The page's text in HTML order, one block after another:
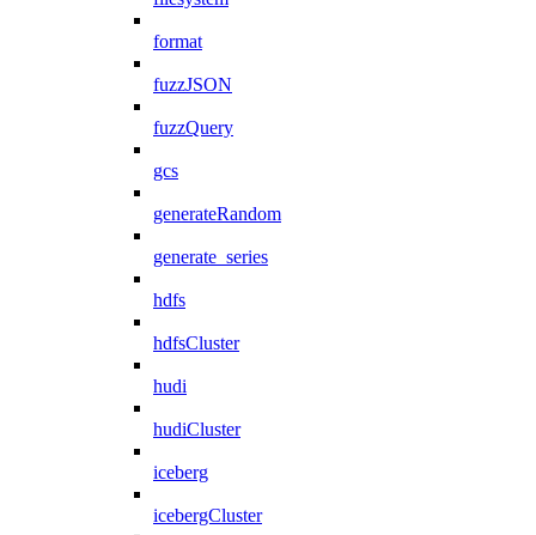
format
fuzzJSON
fuzzQuery
gcs
generateRandom
generate_series
hdfs
hdfsCluster
hudi
hudiCluster
iceberg
icebergCluster